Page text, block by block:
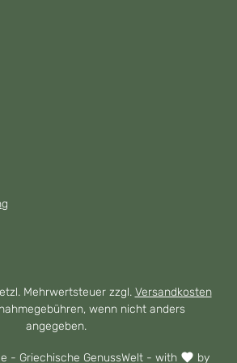
- Griechische GenussWelt - with by
Mehrwertsteuer zzgl. Versandkosten
wenn nicht anders
angegeben.